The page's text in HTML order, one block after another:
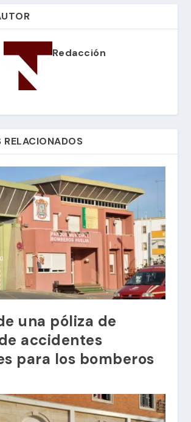
Redacción
RELACIONADOS
una póliza de
accidentes
para los bomberos